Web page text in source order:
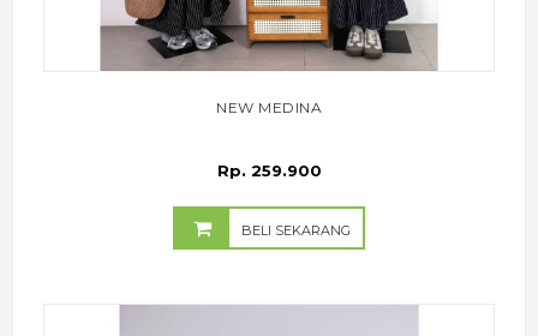
NEW MEDINA
Rp. 259.900
BELI SEKARANG